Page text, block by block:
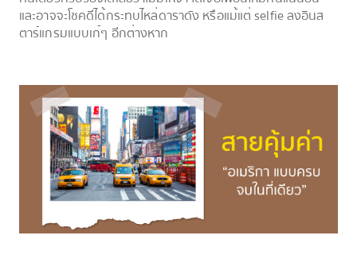
และอาจจะโชคดีได้กระทบไหล่ดาราดัง หรือแม้แต่ selfie ลงอินส
ตาร์แกรมแบบเก๋ๆ อีกต่างหาก